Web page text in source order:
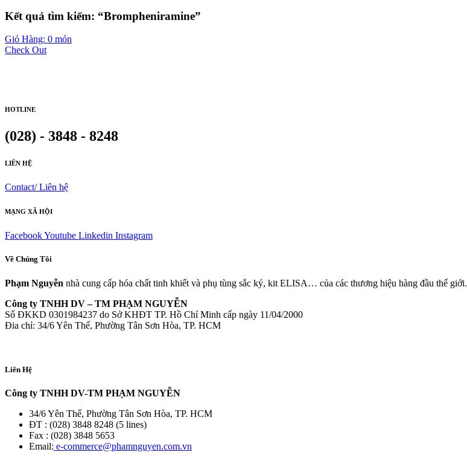
Kết quả tìm kiếm: “Brompheniramine”
Giỏ Hàng: 0 món
Check Out
HOTLINE
(028) - 3848 - 8248
LIÊN HỆ
Contact/ Liên hệ
MẠNG XÃ HỘI
FacebookYoutube Linkedin Instagram
Về Chúng Tôi
Phạm Nguyễn nhà cung cấp hóa chất tinh khiết và phụ tùng sắc ký, kit ELISA… của các thương hiệu hàng đầu thế giới.
Công ty TNHH DV – TM PHẠM NGUYỄN
Số ĐKKD 0301984237 do Sở KHĐT TP. Hồ Chí Minh cấp ngày 11/04/2000
Đia chỉ: 34/6 Yên Thế, Phường Tân Sơn Hòa, TP. HCM
Liên Hệ
Công ty TNHH DV-TM PHẠM NGUYỄN
34/6 Yên Thế, Phường Tân Sơn Hòa, TP. HCM
ĐT : (028) 3848 8248 (5 lines)
Fax : (028) 3848 5653
Email: e-commerce@phamnguyen.com.vn